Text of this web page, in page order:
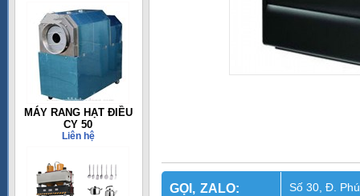
MÁY RANG HẠT ĐIỀU
CY 50
Liên hệ
GỌI, ZALO:
Số 30, Đ.